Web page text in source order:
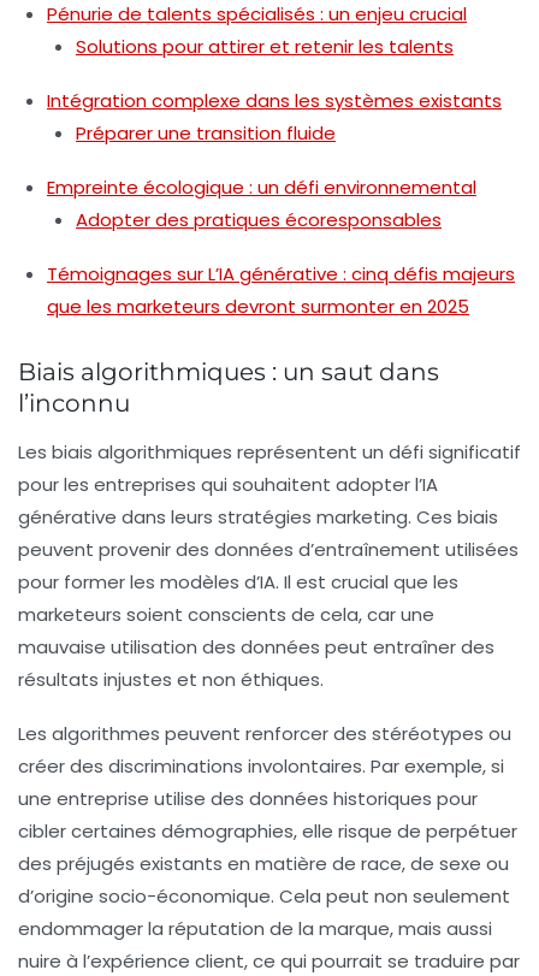
Pénurie de talents spécialisés : un enjeu crucial
Solutions pour attirer et retenir les talents
Intégration complexe dans les systèmes existants
Préparer une transition fluide
Empreinte écologique : un défi environnemental
Adopter des pratiques écoresponsables
Témoignages sur L’IA générative : cinq défis majeurs
que les marketeurs devront surmonter en 2025
Biais algorithmiques : un saut dans
l’inconnu
Les biais algorithmiques représentent un défi significatif
pour les entreprises qui souhaitent adopter l’IA
générative dans leurs stratégies marketing. Ces biais
peuvent provenir des données d’entraînement utilisées
pour former les modèles d’IA. Il est crucial que les
marketeurs soient conscients de cela, car une
mauvaise utilisation des données peut entraîner des
résultats injustes et non éthiques.
Les algorithmes peuvent renforcer des stéréotypes ou
créer des discriminations involontaires. Par exemple, si
une entreprise utilise des données historiques pour
cibler certaines démographies, elle risque de perpétuer
des préjugés existants en matière de race, de sexe ou
d’origine socio-économique. Cela peut non seulement
endommager la réputation de la marque, mais aussi
nuire à l’expérience client, ce qui pourrait se traduire par